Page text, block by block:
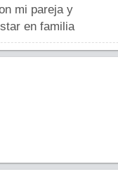
mi pareja y
en familia